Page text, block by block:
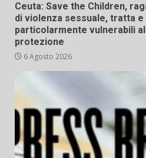
Ceuta: Save the Children,
di violenza sessuale, tratta
particolarmente vulnerabili
protezione
6 Agosto 2026